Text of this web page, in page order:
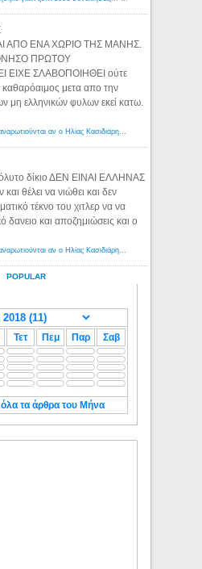
POPULAR
ΑΠΟ ΕΝΑ ΧΩΡΙΟ ΤΗΣ ΜΑΝΗΣ.
ΠΡΩΤΟΥ
ΕΙΧΕ ΣΛΑΒΟΠΟΙΗΘΕΙ ούτε
καθαρόαιμος μετα απο την
μη ελληνικών φυλων εκεί κατω.
δίκιο ΔΕΝ ΕΙΝΑΙ ΕΛΛΗΝΑΣ
θέλει να νιώθει και δεν
τέκνο του χιτλερ να να
δανειο και αποζημιώσεις και ο
Τετ Πεμ Παρ Σαβ
τα άρθρα του Μήνα